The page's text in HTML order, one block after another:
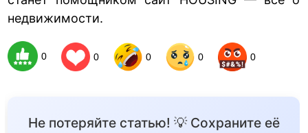
недвижимости.
0 0 0 0 0
Не потеряйте статью! 💡 Сохраните её